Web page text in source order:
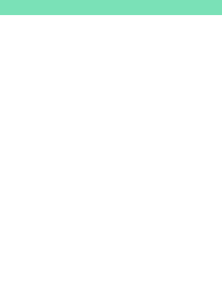
Basketball-Camp 2022 war